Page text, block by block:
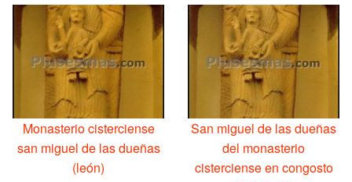
Monasterio cisterciense
san miguel de las dueñas
(león)
San miguel de las dueñas
del monasterio
cisterciense en congosto